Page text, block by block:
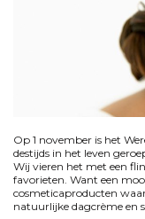
Op 1 november is het
destijds in het leven
Wij vieren het met een
favorieten. Want een
cosmeticaproducten
natuurlijke dagcrème en